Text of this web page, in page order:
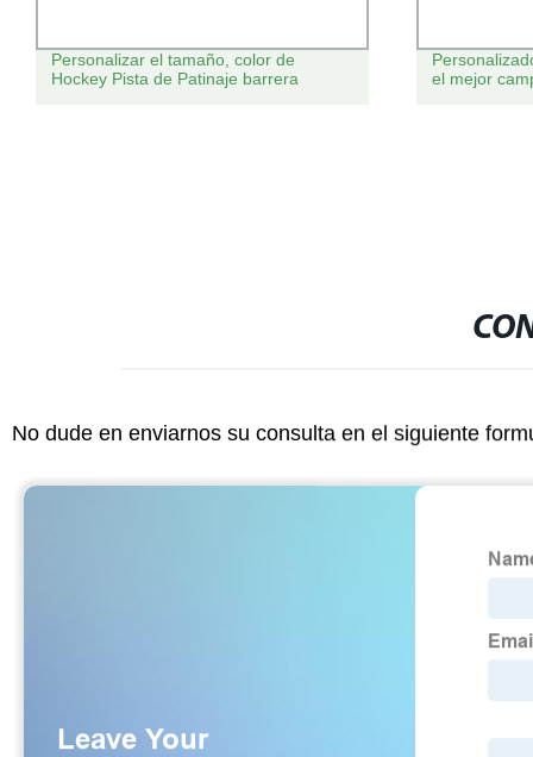
Personalizar el tamaño, color de
Hockey Pista de Patinaje barrera
el mejor
No dude en enviarnos su consulta en el siguiente